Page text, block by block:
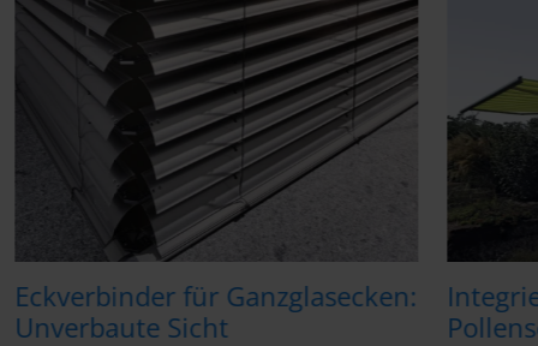
Eckverbinder für Ganzglasecken:
Unverbaute Sicht